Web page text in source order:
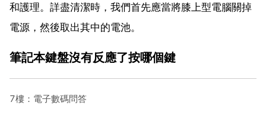
和護理。詳盡清潔時，我們首先應當將膝上型電腦關掉
電源，然後取出其中的電池。
筆記本鍵盤沒有反應了按哪個鍵
7樓：電子數碼問答